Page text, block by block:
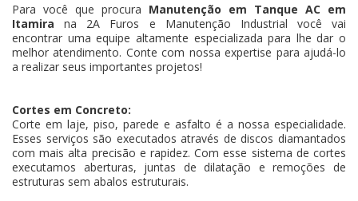
Para você que procura Manutenção em Tanque AC em
Itamirana 2A Furos e Manutenção Industrial você vai
encontrar uma equipe altamente especializada para lhe dar o
melhor atendimento. Conte com nossa expertise para ajudá-lo
a realizar seus importantes projetos!
Cortes em Concreto:
Corte em laje, piso, parede e asfalto é a nossa especialidade.
Esses serviços são executados através de discos diamantados
com mais alta precisão e rapidez. Com esse sistema de cortes
executamos aberturas, juntas de dilatação e remoções de
estruturas sem abalos estruturais.